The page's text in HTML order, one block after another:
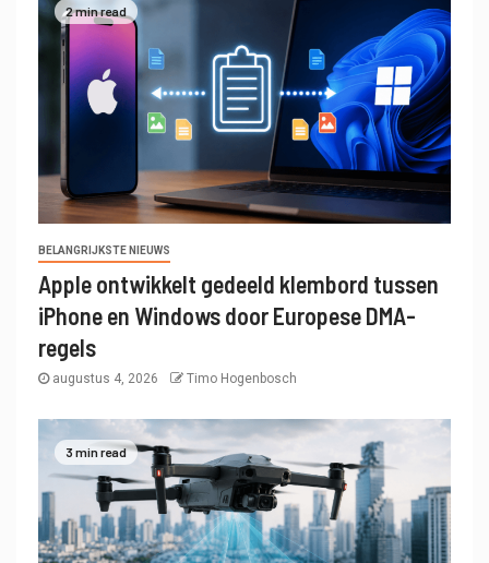
2 min read
BELANGRIJKSTE NIEUWS
Apple ontwikkelt gedeeld klembord tussen
iPhone en Windows door Europese DMA-
regels
augustus 4, 2026 Timo Hogenbosch
3 min read